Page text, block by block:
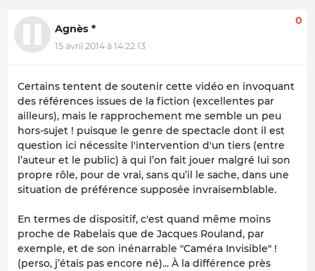
Agnès *
15 avril 2014 à 14:22:13
0
Certains tentent de soutenir cette vidéo en invoquant
des références issues de la fiction (excellentes par
ailleurs), mais le rapprochement me semble un peu
hors-sujet ! puisque le genre de spectacle dont il est
question ici nécessite l'intervention d'un tiers (entre
l’auteur et le public) à qui l’on fait jouer malgré lui son
propre rôle, pour de vrai, sans qu’il le sache, dans une
situation de préférence supposée invraisemblable.
En termes de dispositif, c'est quand même moins
proche de Rabelais que de Jacques Rouland, par
exemple, et de son inénarrable "Caméra Invisible" !
(perso, j’étais pas encore né)... À la différence près